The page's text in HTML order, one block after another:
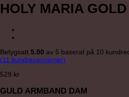
HOLY MARIA
Betygsatt 5.00 av 5 baserat på 10
(11 kundrecensioner)
529 kr
GULD ARMBAND DAM